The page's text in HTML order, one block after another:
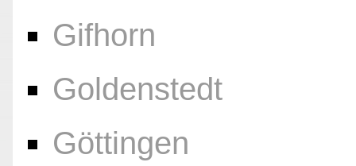
Gifhorn
Goldenstedt
Göttingen